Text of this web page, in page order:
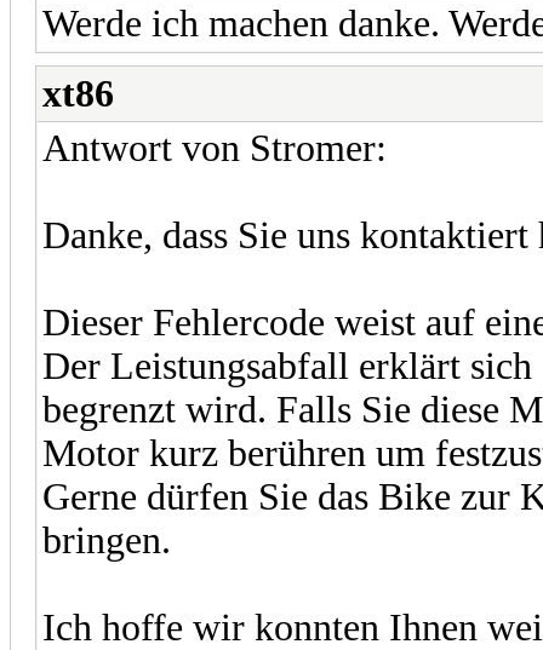
Werde ich machen danke.
xt86
Antwort von Stromer:
Danke, dass Sie uns kontaktiert
Dieser Fehlercode weist auf
Der Leistungsabfall erklärt sich
begrenzt wird. Falls Sie diese
Motor kurz berühren um
Gerne dürfen Sie das Bike zur
bringen.
Ich hoffe wir konnten Ihnen